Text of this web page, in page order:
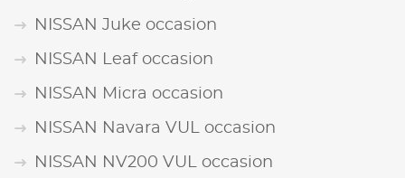
NISSAN Juke occasion
NISSAN Leaf occasion
NISSAN Micra occasion
NISSAN Navara VUL occasion
NISSAN NV200 VUL occasion